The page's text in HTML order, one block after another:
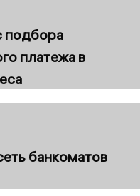
подбора
платежа в
банкоматов